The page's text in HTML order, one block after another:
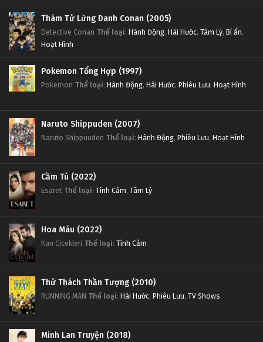
Thám Tử Lừng Danh Conan (2005)
Detective Conan Thể loại: Hành Động, Hài Hước, Tâm Lý, Bí ẩn,
Hoạt Hình
Pokemon Tổng Hợp (1997)
Pokemon Thể loại: Hành Động, Hài Hước, Phiêu Lưu, Hoạt Hình
Naruto Shippuden (2007)
Naruto Shippuuden Thể loại: Hành Động, Phiêu Lưu, Hoạt Hình
Cầm Tù (2022)
Esaret Thể loại: Tình Cảm, Tâm Lý
Hoa Máu (2022)
Kan Cicekleri Thể loại: Tình Cảm
Thử Thách Thần Tượng (2010)
RUNNING MAN Thể loại: Hài Hước, Phiêu Lưu, TV Shows
Minh Lan Truyện (2018)